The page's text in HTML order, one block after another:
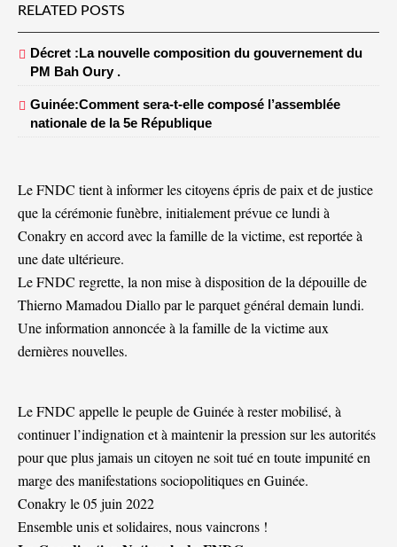
RELATED POSTS
Décret :La nouvelle composition du gouvernement du
PM Bah Oury .
Guinée:Comment sera-t-elle composé l’assemblée
nationale de la 5e République
Le FNDC tient à informer les citoyens épris de paix et de justice
que la cérémonie funèbre, initialement prévue ce lundi à
Conakry en accord avec la famille de la victime, est reportée à
une date ultérieure.
Le FNDC regrette, la non mise à disposition de la dépouille de
Thierno Mamadou Diallo par le parquet général demain lundi.
Une information annoncée à la famille de la victime aux
dernières nouvelles.
Le FNDC appelle le peuple de Guinée à rester mobilisé, à
continuer l’indignation et à maintenir la pression sur les autorités
pour que plus jamais un citoyen ne soit tué en toute impunité en
marge des manifestations sociopolitiques en Guinée.
Conakry le 05 juin 2022
Ensemble unis et solidaires, nous vaincrons !